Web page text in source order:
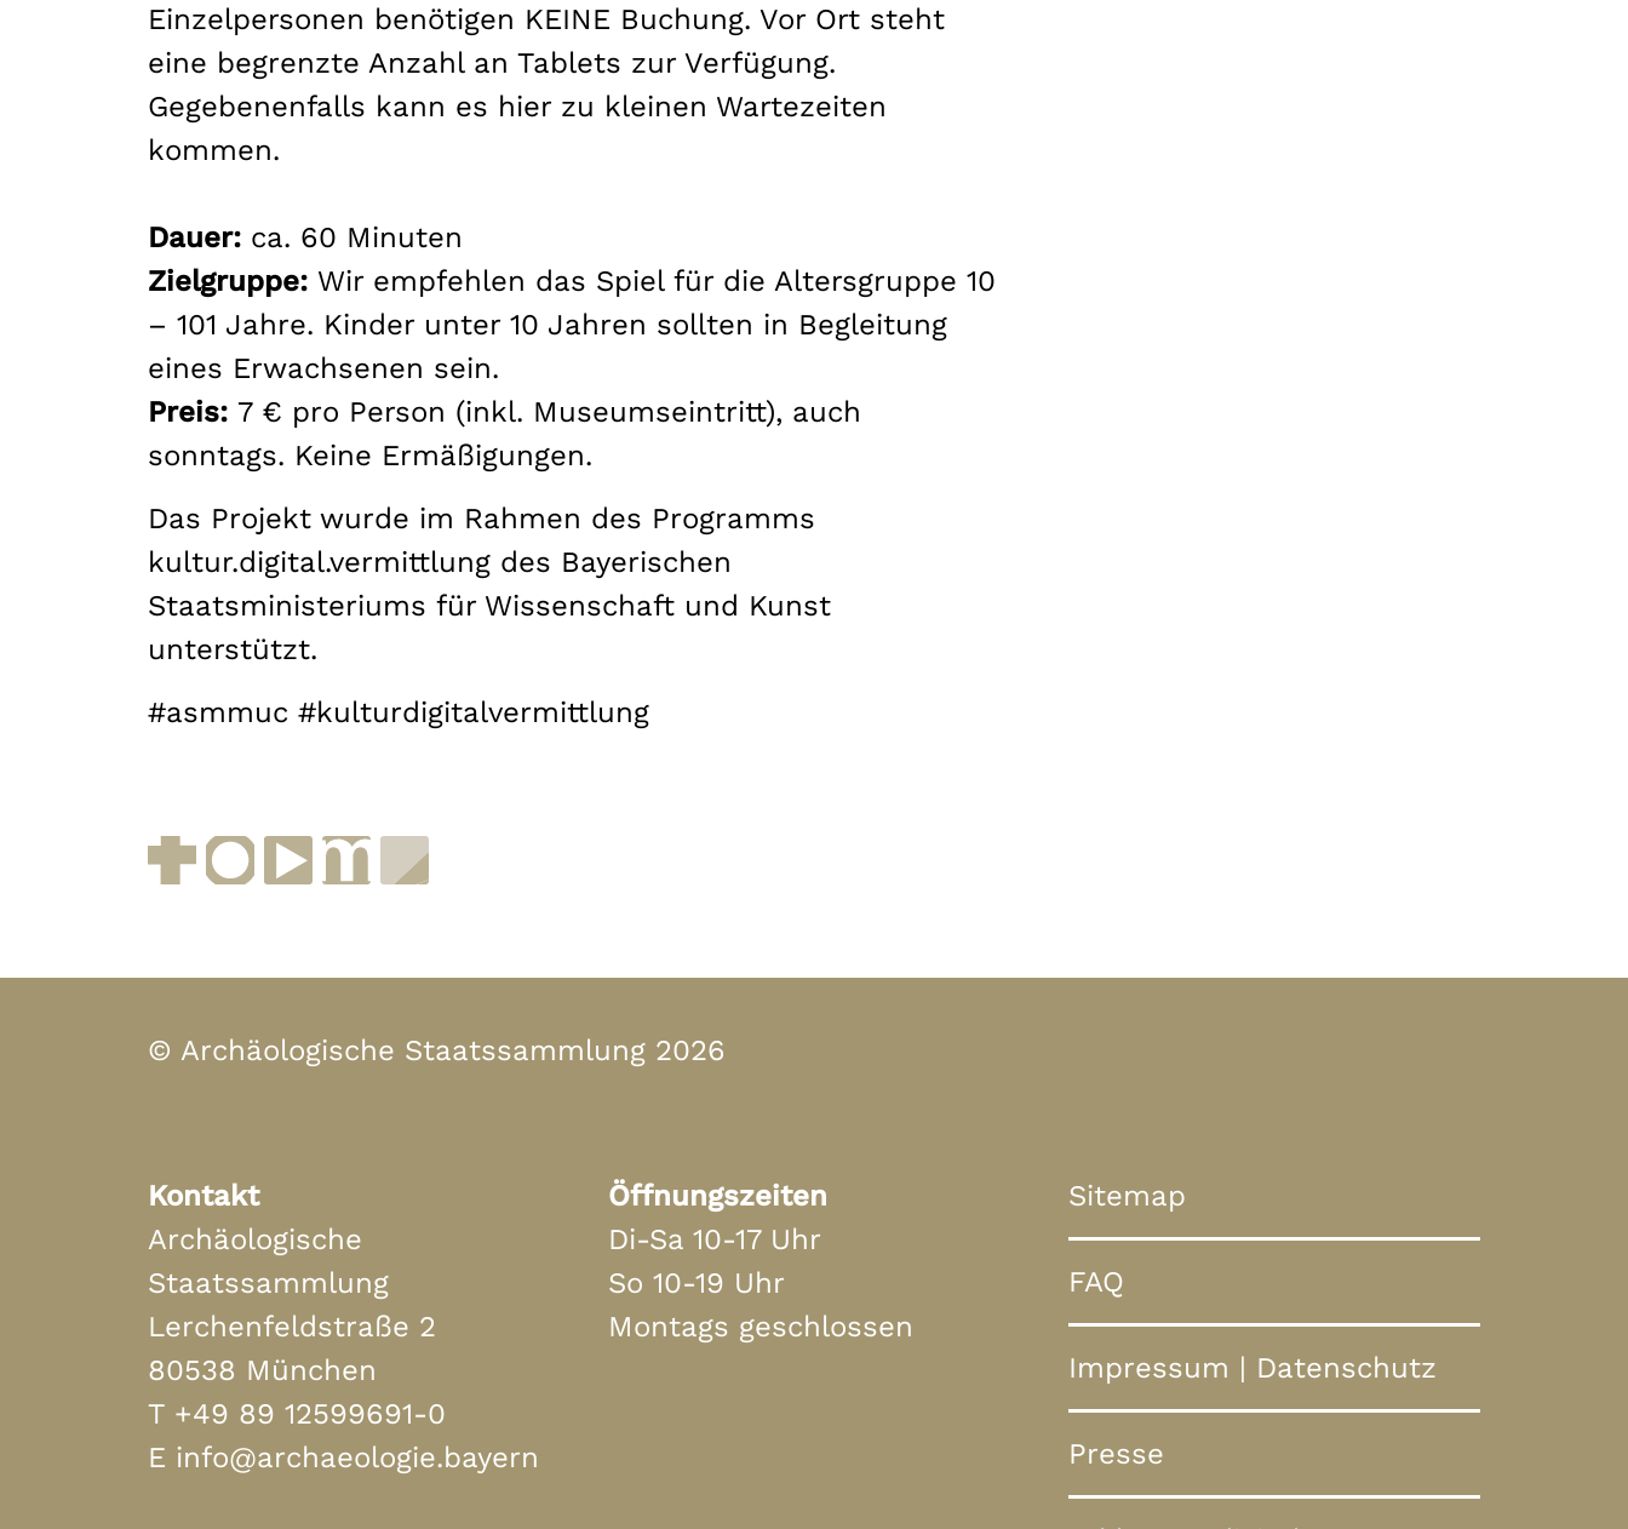
Einzelpersonen benötigen KEINE Buchung. Vor Ort steht
eine begrenzte Anzahl an Tablets zur Verfügung.
Gegebenenfalls kann es hier zu kleinen Wartezeiten
kommen.
Dauer: ca. 60 Minuten
Zielgruppe: Wir empfehlen das Spiel für die Altersgruppe 10
– 101 Jahre. Kinder unter 10 Jahren sollten in Begleitung
eines Erwachsenen sein.
Preis: 7 € pro Person (inkl. Museumseintritt), auch
sonntags. Keine Ermäßigungen.
Das Projekt wurde im Rahmen des Programms
kultur.digital.vermittlung des Bayerischen
Staatsministeriums für Wissenschaft und Kunst
unterstützt.
#asmmuc #kulturdigitalvermittlung
Facebook
Instagram
YouTubemuenchen.de
Museen in Bayern
© Archäologische Staatssammlung 2026
Kontakt
Archäologische
Staatssammlung
Lerchenfeldstraße 2
80538 München
T +49 89 12599691-0
E info@archaeologie.bayern
Öffnungszeiten
Di-Sa 10-17 Uhr
So 10-19 Uhr
Montags geschlossen
Sitemap
FAQ
Impressum | Datenschutz
Presse